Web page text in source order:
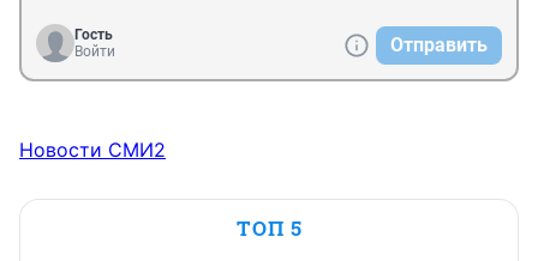
Гость
Войти
Отправить
Новости СМИ2
ТОП 5